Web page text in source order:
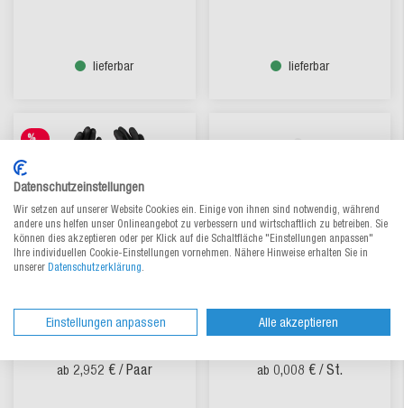
lieferbar lieferbar
%
SALE
Arbeitshandschuhe WINTER
ab 2,952 € / Paar
transparent
ab 0,008 € / St.
Datenschutzeinstellungen
Wir setzen auf unserer Website Cookies ein. Einige von ihnen sind notwendig, während
andere uns helfen unser Onlineangebot zu verbessern und wirtschaftlich zu betreiben. Sie
können dies akzeptieren oder per Klick auf die Schaltfläche "Einstellungen anpassen"
Ihre individuellen Cookie-Einstellungen vornehmen. Nähere Hinweise erhalten Sie in
unserer Datenschutzerklärung
Einstellungen anpassen Alle akzeptieren